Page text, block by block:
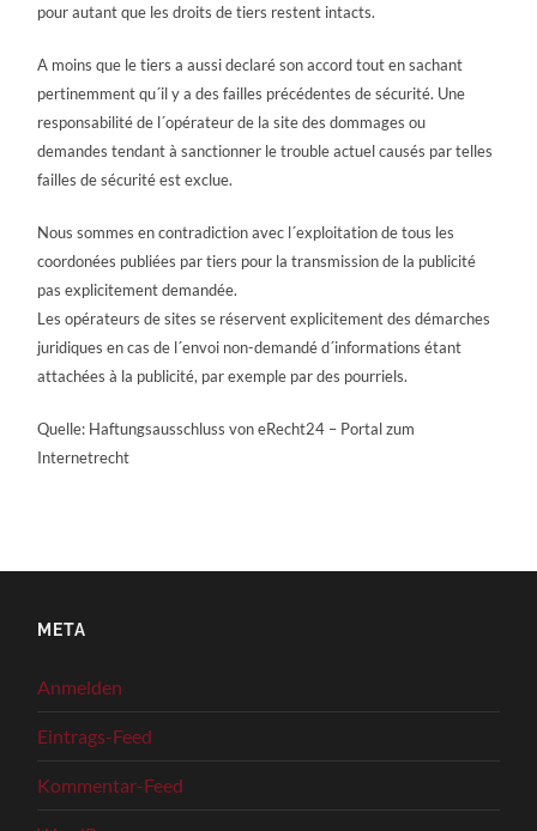
pour autant que les droits de tiers restent intacts.
A moins que le tiers a aussi declaré son accord tout en sachant
pertinemment qu´il y a des failles précédentes de sécurité. Une
responsabilité de l´opérateur de la site des dommages ou
demandes tendant à sanctionner le trouble actuel causés par telles
failles de sécurité est exclue.
Nous sommes en contradiction avec l´exploitation de tous les
coordonées publiées par tiers pour la transmission de la publicité
pas explicitement demandée.
Les opérateurs de sites se réservent explicitement des démarches
juridiques en cas de l´envoi non-demandé d´informations étant
attachées à la publicité, par exemple par des pourriels.
Quelle: Haftungsausschluss von eRecht24 – Portal zum
Internetrecht
META
Anmelden
Eintrags-Feed
Kommentar-Feed